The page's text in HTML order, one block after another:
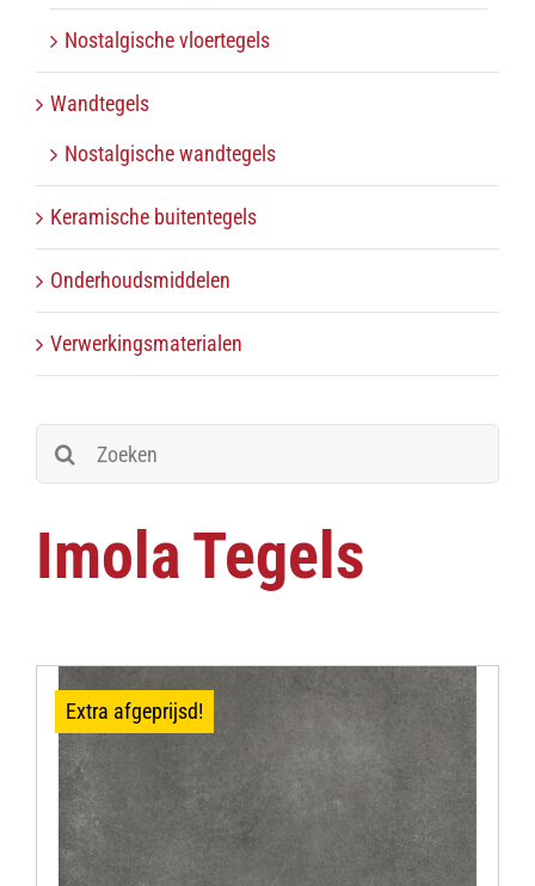
Nostalgische vloertegels
Wandtegels
Nostalgische wandtegels
Keramische buitentegels
Onderhoudsmiddelen
Verwerkingsmaterialen
Zoeken
naar:
Imola Tegels
Extra afgeprijsd!